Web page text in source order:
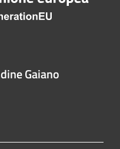
Gaiano